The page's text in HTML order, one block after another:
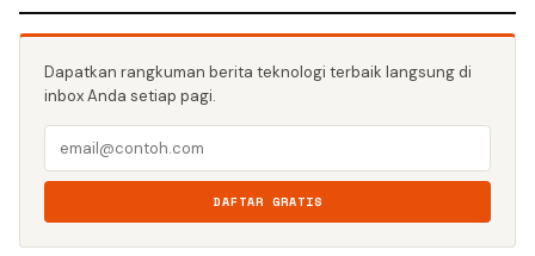
Dapatkan rangkuman berita teknologi terbaik langsung di
inbox Anda setiap pagi.
DAFTAR GRATIS